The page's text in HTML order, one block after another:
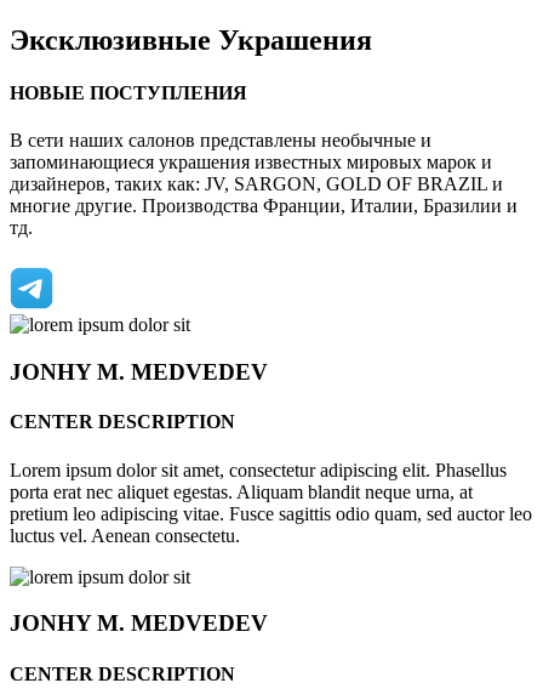
Эксклюзивные Украшения
НОВЫЕ ПОСТУПЛЕНИЯ
В сети наших салонов представлены необычные и
запоминающиеся украшения известных мировых марок и
дизайнеров, таких как: JV, SARGON, GOLD OF BRAZIL и
многие другие. Производства Франции, Италии, Бразилии и
тд.
JONHYM. MEDVEDEV
CENTER DESCRIPTION
Lorem ipsum dolor sit amet, consectetur adipiscing elit. Phasellus
porta erat nec aliquet egestas. Aliquam blandit neque urna, at
pretium leo adipiscing vitae. Fusce sagittis odio quam, sed auctor leo
luctus vel. Aenean consectetu.
JONHYM. MEDVEDEV
CENTER DESCRIPTION